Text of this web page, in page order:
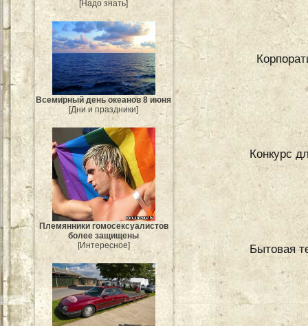
[Надо знать]
Всемирный день океанов 8 июня
[Дни и праздники]
Племянники гомосексуалистов
более защищены
[Интересное]
Конкурс
Бытовая